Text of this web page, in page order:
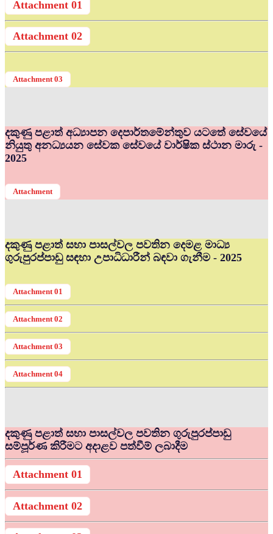
Attachment 01
Attachment 02
Attachment 03
දකුණු පළාත් අධ්‍යාපන දෙපාර්තමේන්තුව යටතේ සේවයේ
නියුතු අනධ්‍යයන සේවක සේවයේ වාර්ෂික ස්ථාන මාරු -
2025
Attachment
දකුණු පළාත් සභා පාසල්වල පවතින දෙමළ මාධ්‍ය
ගුරුපුරප්පාඩු සඳහා උපාධිධාරීන් බඳවා ගැනීම - 2025
Attachment 01
Attachment 02
Attachment 03
Attachment 04
දකුණු පළාත් සභා පාසල්වල පවතින ගුරුපුරප්පාඩු
සම්පූර්ණ කිරීමට අදාළව පත්වීම් ලබාදීම
Attachment 01
Attachment 02